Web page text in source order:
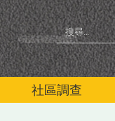
社區調查